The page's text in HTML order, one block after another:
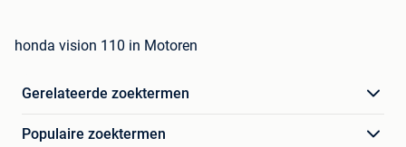
honda vision 110 in Motoren
Gerelateerde zoektermen
Populaire zoektermen